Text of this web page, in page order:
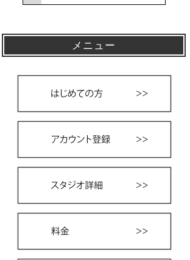
メニュー